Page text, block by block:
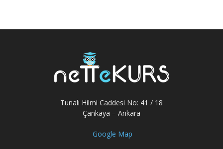
Tunalı Hilmi Caddesi No: 41 / 18
Çankaya – Ankara
Google Map